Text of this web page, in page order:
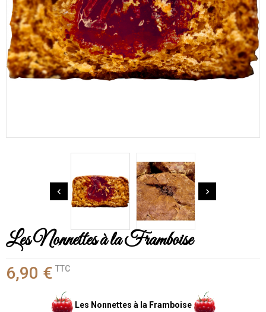
 
Les Nonnettes à la Framboise
6,90 € TTC
Les Nonnettes à la Framboise